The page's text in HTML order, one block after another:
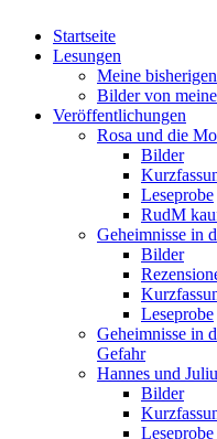
Startseite
Lesungen
Meine
Bilder von
Veröffentlichungen
Rosa und die
Bilder
Leseprobe
RudM
Geheimnisse in
Bilder
Leseprobe
Geheimnisse in
Gefahr
Hannes und
Bilder